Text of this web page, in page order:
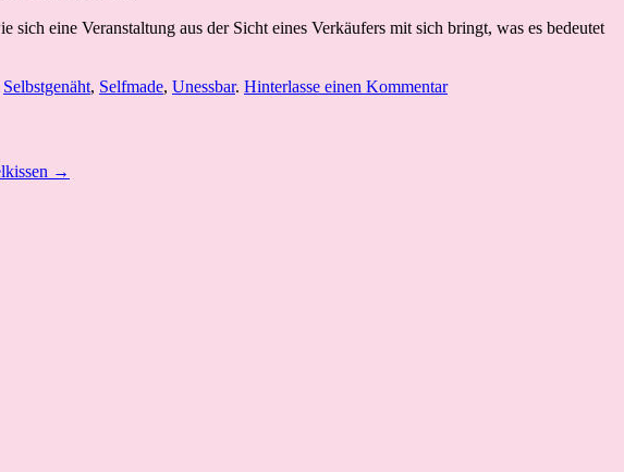
eine Veranstaltung aus der Sicht eines Verkäufers mit sich bringt, was es bedeutet
Selbstgenäht, Selfmade, Unessbar. Hinterlasse einen Kommentar
→